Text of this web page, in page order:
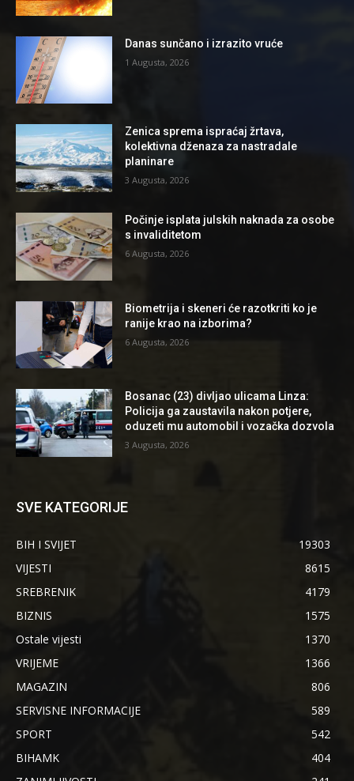
Danas sunčano i izrazito vruće
1 Augusta, 2026
Zenica sprema ispraćaj žrtava,
kolektivna dženaza za nastradale
planinare
3 Augusta, 2026
Počinje isplata julskih naknada za osobe
s invaliditetom
6 Augusta, 2026
Biometrija i skeneri će razotkriti ko je
ranije krao na izborima?
6 Augusta, 2026
Bosanac (23) divljao ulicama Linza:
Policija ga zaustavila nakon potjere,
oduzeti mu automobil i vozačka dozvola
3 Augusta, 2026
SVE KATEGORIJE
BIH I SVIJET
19303
VIJESTI
8615
SREBRENIK
4179
BIZNIS
1575
Ostale vijesti
1370
VRIJEME
1366
MAGAZIN
806
SERVISNE INFORMACIJE
589
SPORT
542
BIHAMK
404